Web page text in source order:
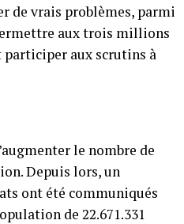
de vrais problèmes, parmi
aux trois millions
participer aux scrutins à
le nombre de
Depuis lors, un
ont été communiqués
de 22.671.331